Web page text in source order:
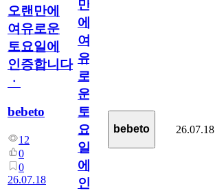
오랜만에
여유로운
토요일에
인증합니다
ㆍ
bebeto
12
0
0
26.07.18
만
에
여
유
로
운
토
요
일
에
인
bebeto 26.07.18